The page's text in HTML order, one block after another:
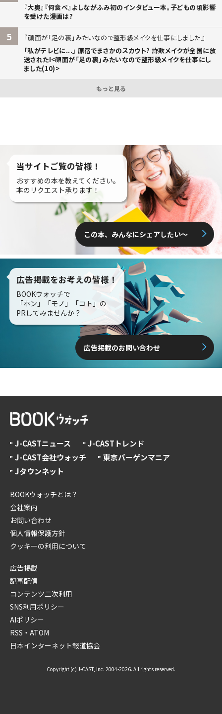
『大奥』『何食べ』よしながふみ初のインタビュー本。子どもの頃影響
を受けた漫画は?
5
顔面が「足の裏」みたいなので整形級メイクを仕事にしました
「私がテレビに...」 原宿でまさかのスカウト? 詐欺メイクが全国に放
送された!<顔面が「足の裏」みたいなので整形級メイクを仕事にし
ました(10)>
もっと見る
当サイトご覧の皆様！
おすすめの本を教えてください。
本のリクエスト承ります！
この本、みんなにシェアしたい〜
広告掲載をお考えの皆様！
BOOKウォッチで
「ホン」「モノ」「コト」の
PRしてみませんか？
広告掲載のお問い合わせ
J-CASTニュース
J-CASTトレンド
J-CAST会社ウォッチ
東京バーゲンマニア
Jタウンネット
BOOKウォッチとは？
会社案内
お問い合わせ
個人情報保護方針
クッキーの利用について
広告掲載
記事配信
コンテンツ二次利用
SNS利用ポリシー
AIポリシー
RSS・ATOM
日本インターネット報道協会
Copyright (c) J-CAST, Inc. 2004-2026. All rights reserved.